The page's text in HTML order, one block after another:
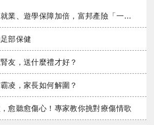
保障加倍，富邦產險「一期逐夢」專案加碼遠距醫療與緊急救援
部保健
友，送什麼禮才好？
凌，家長如何解圍？
愈聽愈傷心！專家教你挑對療傷情歌